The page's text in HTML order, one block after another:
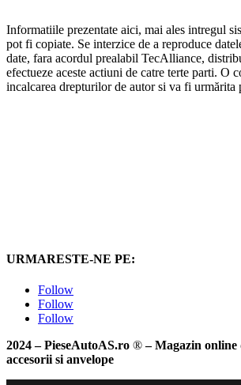
Informatiile prezentate aici, mai ales intregul
pot fi copiate. Se interzice de a reproduce
date, fara acordul prealabil TecAlliance,
efectueze aceste actiuni de catre terte parti. O
incalcarea drepturilor de autor si va fi urmărita
URMARESTE-NE PE:
Follow
Follow
Follow
2024 – PieseAutoAS.ro ®– Magazin online
accesorii si anvelope